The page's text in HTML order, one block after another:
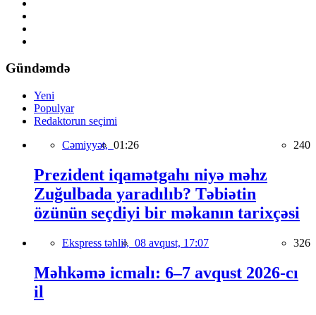
Gündəmdə
Yeni
Populyar
Redaktorun seçimi
Cəmiyyət, 01:26 240
Prezident iqamətgahı niyə məhz
Zuğulbada yaradılıb? Təbiətin
özünün seçdiyi bir məkanın tarixçəsi
Ekspress təhlil, 08 avqust, 17:07 326
Məhkəmə icmalı: 6–7 avqust 2026-cı
il